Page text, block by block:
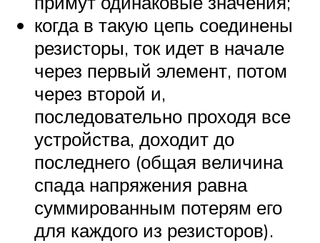
когда в такую цепь соединены
резисторы, ток идет в начале
через первый элемент, потом
через второй и,
последовательно проходя все
устройства, доходит до
последнего (общая величина
спада напряжения равна
суммированным потерям его
для каждого из резисторов).